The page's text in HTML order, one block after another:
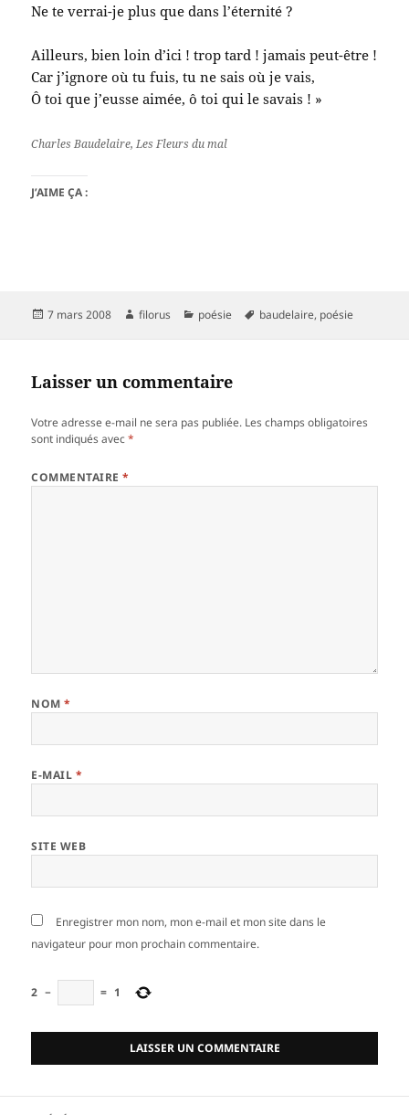
Ne te verrai-je plus que dans l’éternité ?
Ailleurs, bien loin d’ici ! trop tard ! jamais peut-être !
Car j’ignore où tu fuis, tu ne sais où je vais,
Ô toi que j’eusse aimée, ô toi qui le savais ! »
Charles Baudelaire, Les Fleurs du mal
J’AIME ÇA :
Publié
7 mars 2008 Auteur
filorus Catégories
poésie
Mots-
baudelaire, poésie
Laisser un commentaire
Votre adresse e-mail ne sera pas publiée. Les champs obligatoires
sont indiqués avec*
COMMENTAIRE*
NOM*
E-MAIL *
SITE WEB
Enregistrer mon nom, mon e-mail et mon site dans le
navigateur pour mon prochain commentaire.
2 − = 1